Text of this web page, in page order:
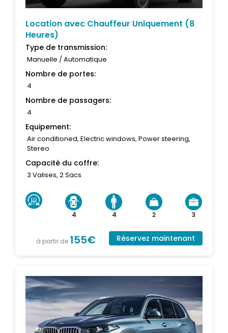
Location avec Chauffeur Uniquement (8
Heures)
Type de transmission:
Manuelle / Automatique
Nombre de portes:
4
Nombre de passagers:
4
Equipement:
Air conditioned, Electric windows, Power steering,
Stereo
Capacité du coffre:
3 Valises, 2 Sacs
4 4 2 3
à partir de 155€ Réservez maintenant